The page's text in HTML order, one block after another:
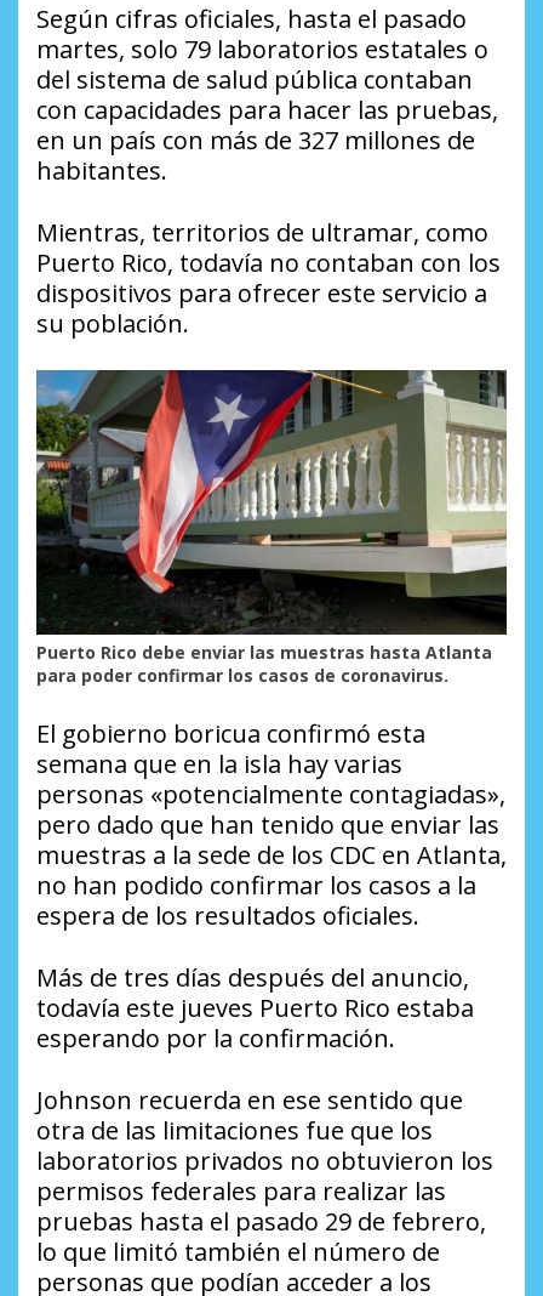
Según cifras oficiales, hasta el pasado
martes, solo 79 laboratorios estatales o
del sistema de salud pública contaban
con capacidades para hacer las pruebas,
en un país con más de 327 millones de
habitantes.
Mientras, territorios de ultramar, como
Puerto Rico, todavía no contaban con los
dispositivos para ofrecer este servicio a
su población.
Puerto Rico debe enviar las muestras hasta Atlanta
para poder confirmar los casos de coronavirus.
El gobierno boricua confirmó esta
semana que en la isla hay varias
personas «potencialmente contagiadas»,
pero dado que han tenido que enviar las
muestras a la sede de los CDC en Atlanta,
no han podido confirmar los casos a la
espera de los resultados oficiales.
Más de tres días después del anuncio,
todavía este jueves Puerto Rico estaba
esperando por la confirmación.
Johnson recuerda en ese sentido que
otra de las limitaciones fue que los
laboratorios privados no obtuvieron los
permisos federales para realizar las
pruebas hasta el pasado 29 de febrero,
lo que limitó también el número de
personas que podían acceder a los